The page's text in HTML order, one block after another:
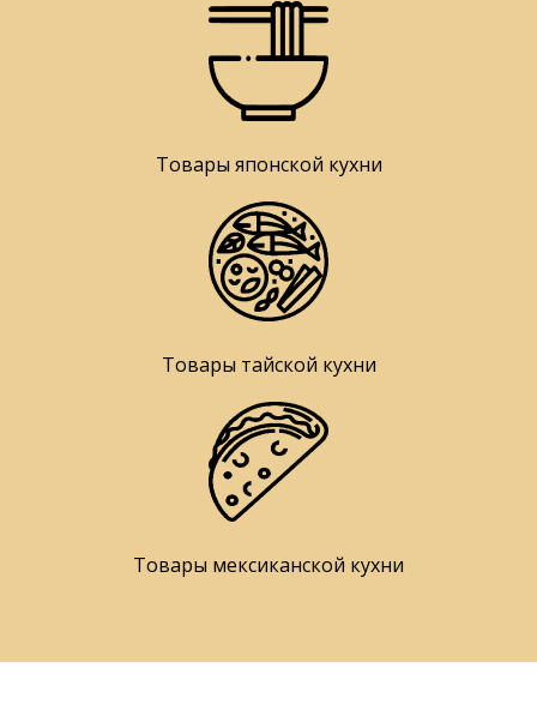
Товары японской кухни
Товары тайской кухни
Товары мексиканской кухни